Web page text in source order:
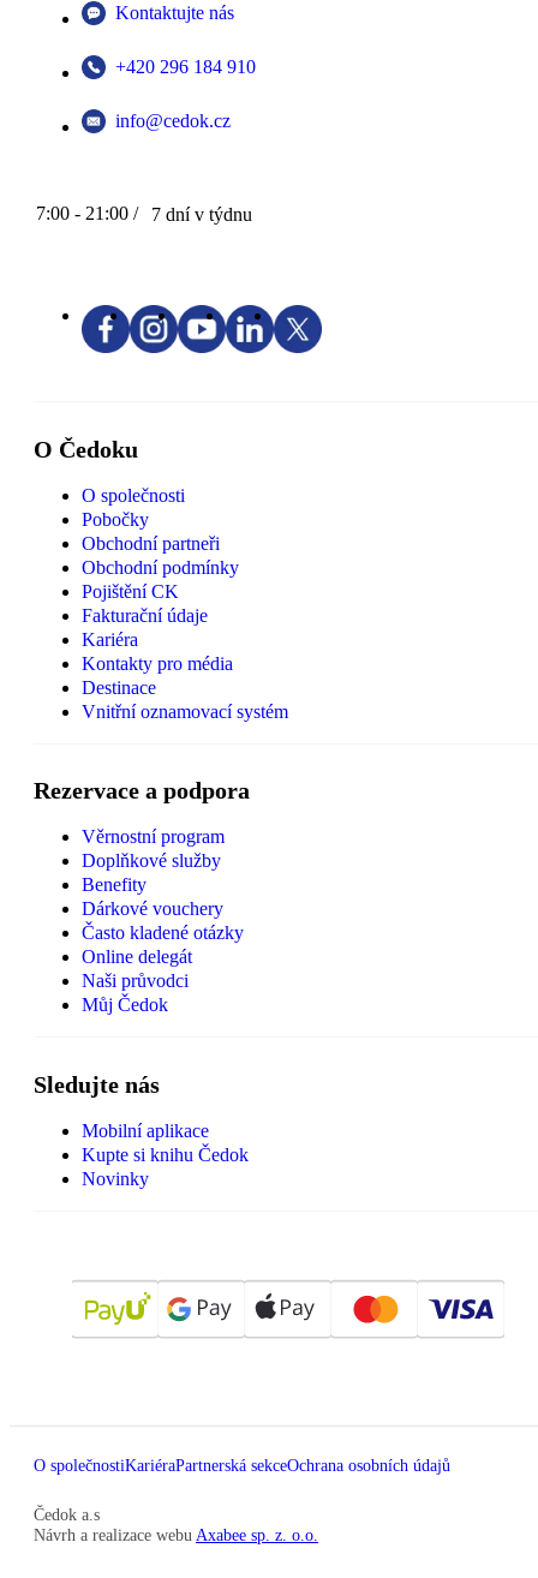
Kontaktujte nás
+420 296 184 910
info@cedok.cz
7:00 - 21:00 / 7 dní v týdnu
O Čedoku
O společnosti
Pobočky
Obchodní partneři
Obchodní podmínky
Pojištění CK
Fakturační údaje
Kariéra
Kontakty pro média
Destinace
Vnitřní oznamovací systém
Rezervace a podpora
Věrnostní program
Doplňkové služby
Benefity
Dárkové vouchery
Často kladené otázky
Online delegát
Naši průvodci
Můj Čedok
Sledujte nás
Mobilní aplikace
Kupte si knihu Čedok
Novinky
O společnostiKariéraPartnerská sekceOchrana osobních údajů
Čedok a.s
Návrh a realizace webu Axabee sp. z. o.o.